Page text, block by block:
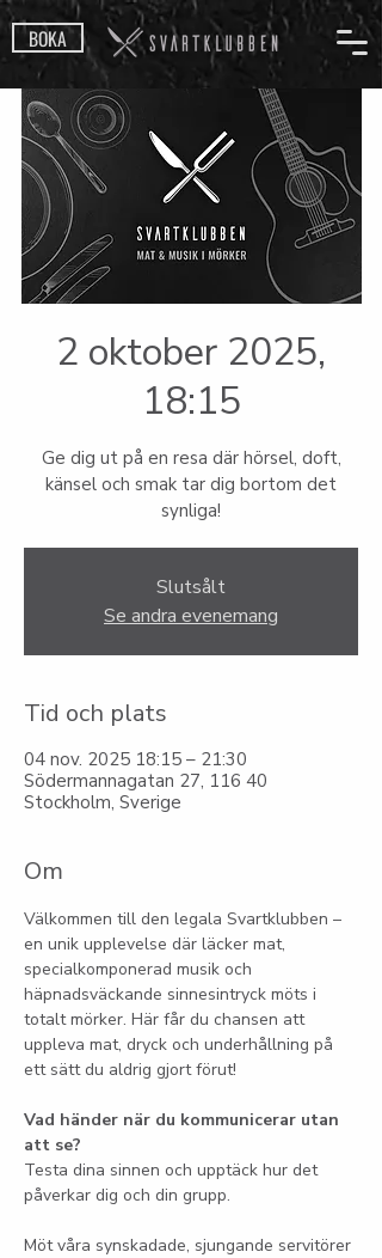
BOKA
2 oktober 2025,
18:15
Ge dig ut på en resa där hörsel, doft,
känsel och smak tar dig bortom det
synliga!
Slutsålt
Se andra evenemang
Tid och plats
04 nov. 2025 18:15 – 21:30
Södermannagatan 27, 116 40
Stockholm, Sverige
Om
Välkommen till den legala Svartklubben –
en unik upplevelse där läcker mat,
specialkomponerad musik och
häpnadsväckande sinnesintryck möts i
totalt mörker. Här får du chansen att
uppleva mat, dryck och underhållning på
ett sätt du aldrig gjort förut!
Vad händer när du kommunicerar utan
att se?
Testa dina sinnen och upptäck hur det
påverkar dig och din grupp.
Möt våra synskadade, sjungande servitörer